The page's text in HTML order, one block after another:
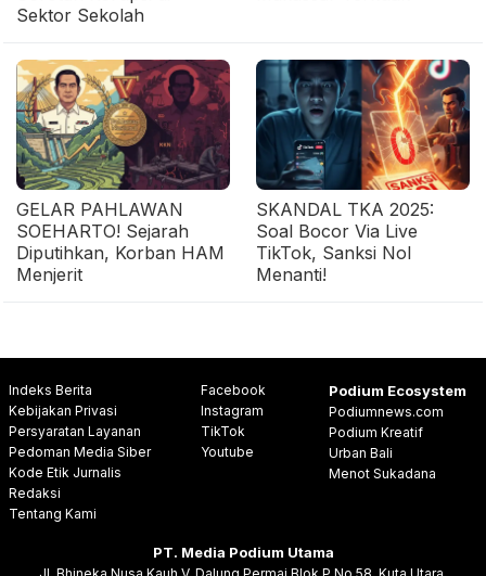
Sektor Sekolah
GELAR PAHLAWAN
SOEHARTO! Sejarah
Diputihkan, Korban HAM
Menjerit
SKANDAL TKA 2025:
Soal Bocor Via Live
TikTok, Sanksi Nol
Menanti!
Indeks Berita
Kebijakan Privasi
Persyaratan Layanan
Pedoman Media Siber
Kode Etik Jurnalis
Redaksi
Tentang Kami
Facebook
Instagram
TikTok
Youtube
Podium Ecosystem
Podiumnews.com
Podium Kreatif
Urban Bali
Menot Sukadana
PT. Media Podium Utama